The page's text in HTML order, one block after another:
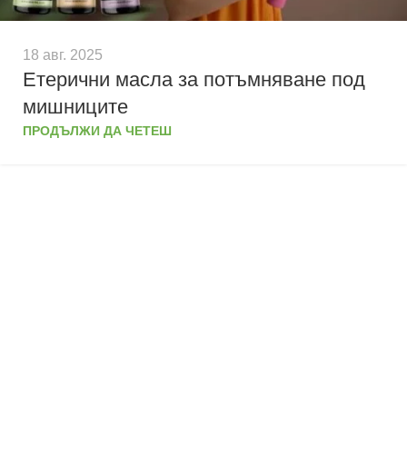
18 авг. 2025
Етерични масла за потъмняване под
мишниците
ПРОДЪЛЖИ ДА ЧЕТЕШ